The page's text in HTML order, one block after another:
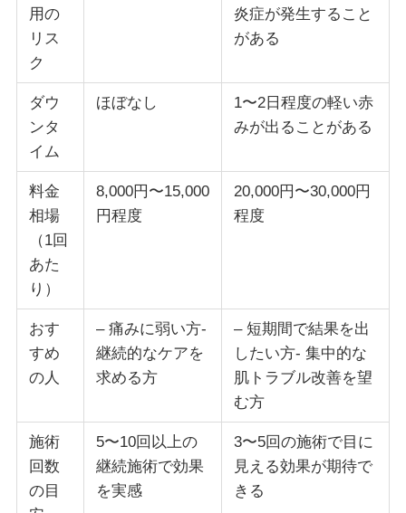
用の
リス
ク
炎症が発生すること
がある
ダウ
ンタ
イム
ほぼなし
1〜2日程度の軽い赤
みが出ることがある
料金
相場
（1回
あた
り）
8,000円〜15,000
円程度
20,000円〜30,000円
程度
おす
すめ
の人
– 痛みに弱い方-
継続的なケアを
求める方
– 短期間で結果を出
したい方- 集中的な
肌トラブル改善を望
む方
施術
回数
の目
5〜10回以上の
継続施術で効果
を実感
3〜5回の施術で目に
見える効果が期待で
きる